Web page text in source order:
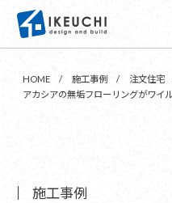
HOME 施工事例
注文住宅
アカシアの無垢フローリングがワイ
施工事例